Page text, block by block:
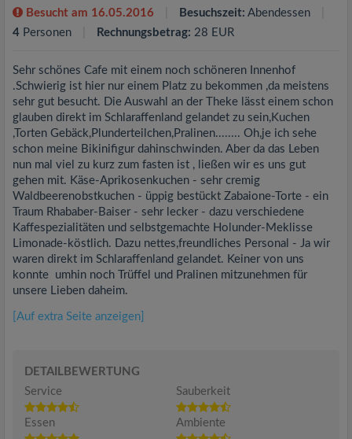
Besucht am 16.05.2016 Besuchszeit: Abendessen
4 Personen Rechnungsbetrag: 28 EUR
Sehr schönes Cafe mit einem noch schöneren Innenhof
.Schwierig ist hier nur einem Platz zu bekommen ,da meistens
sehr gut besucht. Die Auswahl an der Theke lässt einem schon
glauben direkt im Schlaraffenland gelandet zu sein,Kuchen
,Torten Gebäck,Plunderteilchen,Pralinen........ Oh,je ich sehe
schon meine Bikinifigur dahinschwinden. Aber da das Leben
nun mal viel zu kurz zum fasten ist , ließen wir es uns gut
gehen mit. Käse-Aprikosenkuchen - sehr cremig
Waldbeerenobstkuchen - üppig bestückt Zabaione-Torte - ein
Traum Rhababer-Baiser - sehr lecker - dazu verschiedene
Kaffespezialitäten und selbstgemachte Holunder-Meklisse
Limonade-köstlich. Dazu nettes,freundliches Personal - Ja wir
waren direkt im Schlaraffenland gelandet. Keiner von uns
konnte umhin noch Trüffel und Pralinen mitzunehmen für
unsere Lieben daheim.
[Auf extra Seite anzeigen]
DETAILBEWERTUNG
Service
Sauberkeit
Essen Ambiente